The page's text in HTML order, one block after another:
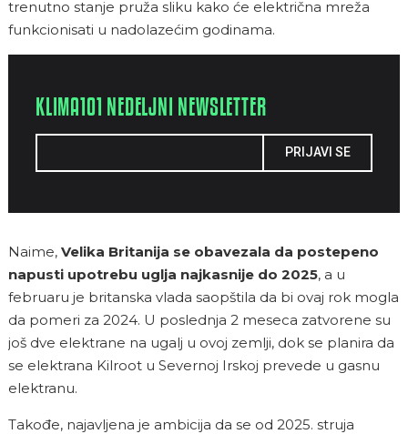
trenutno stanje pruža sliku kako će električna mreža
funkcionisati u nadolazećim godinama.
KLIMA101 NEDELJNI NEWSLETTER
PRIJAVI SE
Naime, Velika Britanija se obavezala da postepeno
napusti upotrebu uglja najkasnije do 2025, a u
februaru je britanska vlada saopštila da bi ovaj rok mogla
da pomeri za 2024. U poslednja 2 meseca zatvorene su
još dve elektrane na ugalj u ovoj zemlji, dok se planira da
se elektrana Kilroot u Severnoj Irskoj prevede u gasnu
elektranu.
Takođe, najavljena je ambicija da se od 2025. struja